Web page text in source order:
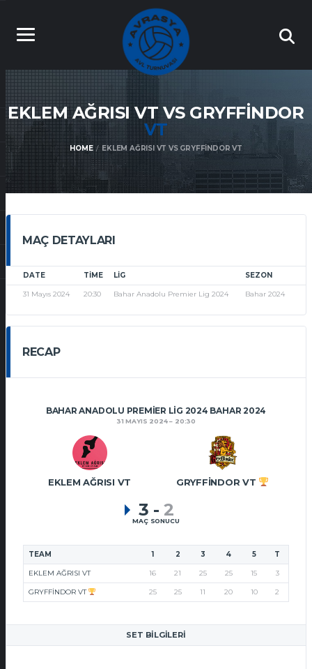
EKLEM AĞRISI VT VS GRYFFINDOR
VT
HOME EKLEM AĞRISI VT VS GRYFFINDOR VT
MAÇ DETAYLARI
DATE TIME LIG SEZON
31 Mayıs 2024 20:30 Bahar Anadolu Premier Lig 2024 Bahar 2024
RECAP
BAHAR ANADOLU PREMIER LIG 2024 BAHAR 2024
31 MAYIS 2024 20:30
EKLEM AĞRISI VT GRYFFINDOR VT
3 - 2
MAÇ SONUCU
TEAM 1 2 3 4 5 T
EKLEM AĞRISI VT 16 21 25 25 15 3
GRYFFINDOR VT 25 25 11 20 10 2
SET BILGILERI